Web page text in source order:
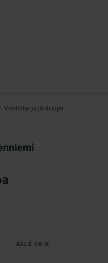
Vesilintu- ja jänislupa
ALLE 18-V.